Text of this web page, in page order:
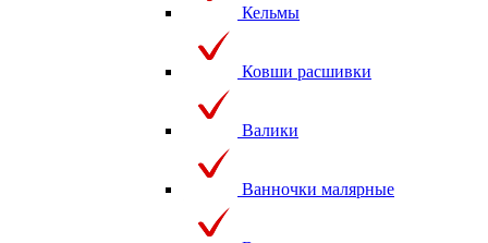
Кельмы
Ковши расшивки
Валики
Ванночки малярные